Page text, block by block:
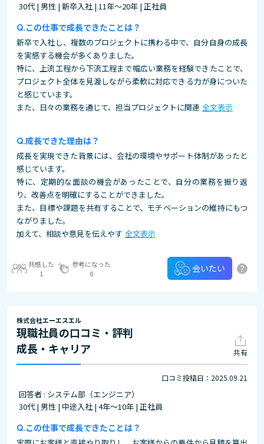
30代 | 男性 | 新卒入社 | 11年～20年 | 正社員
この仕事で成長できたことは？
新卒で入社し、複数のプロジェクトに携わる中で、自分自身の成長
を実感する機会が多くありました。
特に、上流工程から下流工程まで幅広い業務を経験できたことで、
プロジェクト全体を見渡しながら柔軟に対応できる力が身についた
と感じています。
また、日々の業務を通じて、担当プロジェクトに関連 全文表示
成長できた理由は？
成長を実現できた背景には、会社の環境やサポート体制があったと
感じています。
特に、定期的な面談の機会があったことで、自分の業務を振り返
り、改善点を明確にすることができました。
また、目標や課題を共有することで、モチベーションの維持にもつ
ながりました。
加えて、相談や意見を伝えやす 全文表示
共感した
1
参考になった
0
会いたい ?
株式会社エーエスエル
現職社員の口コミ・評判
成長・キャリア
共有
口コミ投稿日：2025.09.21
回答者 : システム部（エンジニア）
30代 | 男性 | 中途入社 | 4年～10年 | 正社員
この仕事で成長できたことは？